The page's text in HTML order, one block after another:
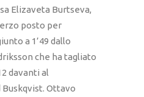
Elizaveta Burtseva,
posto per
a 1’49 dallo
che ha tagliato
davanti al
Ottavo